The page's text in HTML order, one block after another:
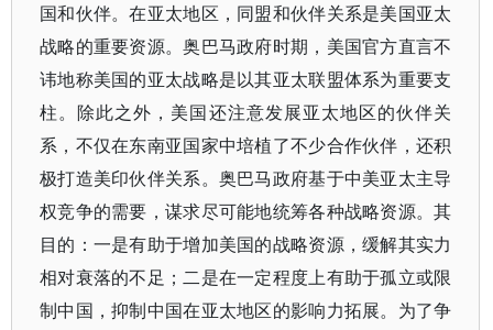
国和伙伴。在亚太地区，同盟和伙伴关系是美国亚太
战略的重要资源。奥巴马政府时期，美国官方直言不
讳地称美国的亚太战略是以其亚太联盟体系为重要支
柱。除此之外，美国还注意发展亚太地区的伙伴关
系，不仅在东南亚国家中培植了不少合作伙伴，还积
极打造美印伙伴关系。奥巴马政府基于中美亚太主导
权竞争的需要，谋求尽可能地统筹各种战略资源。其
目的：一是有助于增加美国的战略资源，缓解其实力
相对衰落的不足；二是在一定程度上有助于孤立或限
制中国，抑制中国在亚太地区的影响力拓展。为了争